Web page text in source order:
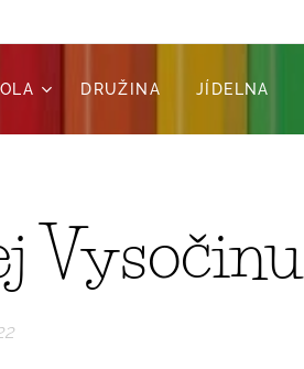
DRUŽINA JÍDELNA
Vysočinu